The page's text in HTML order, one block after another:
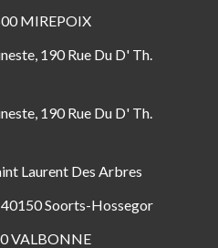
MIREPOIX
190 Rue Du D' Th.
190 Rue Du D' Th.
Laurent Des Arbres
40150 Soorts-Hossegor
VALBONNE